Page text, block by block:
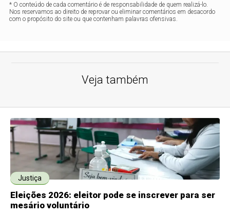
* O conteúdo de cada comentário é de responsabilidade de quem realizá-lo.
Nos reservamos ao direito de reprovar ou eliminar comentários em desacordo
com o propósito do site ou que contenham palavras ofensivas.
Veja também
Justiça
Eleições 2026: eleitor pode se inscrever para ser
mesário voluntário